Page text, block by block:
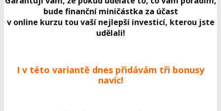
bude finanční miničástka za účast
v online kurzu tou vaší nejlepší investicí, kterou jste
udělali!
I v této variantě dnes přidávám tři bonusy
navíc!